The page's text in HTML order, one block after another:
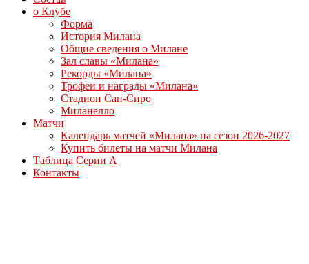
о Клубе
Форма
История Милана
Общие сведения о Милане
Зал славы «Милана»
Рекорды «Милана»
Трофеи и награды «Милана»
Стадион Сан-Сиро
Миланелло
Матчи
Календарь матчей «Милана» на сезон 2026-2027
Купить билеты на матчи Милана
Таблица Серии А
Контакты